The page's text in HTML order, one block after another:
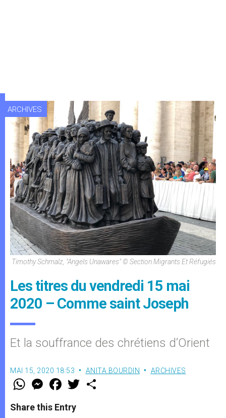
ARCHIVES
Timothy Schmalz, "Angels Unawares" © Section Migrants Et Réfugiés
Les titres du vendredi 15 mai
2020 – Comme saint Joseph
Et la souffrance des chrétiens d’Orient
MAI 15, 2020 18:53 ANITA BOURDIN ARCHIVES
W
t
s
M
e
s
e
F
a
e
b
w
Share this Entry